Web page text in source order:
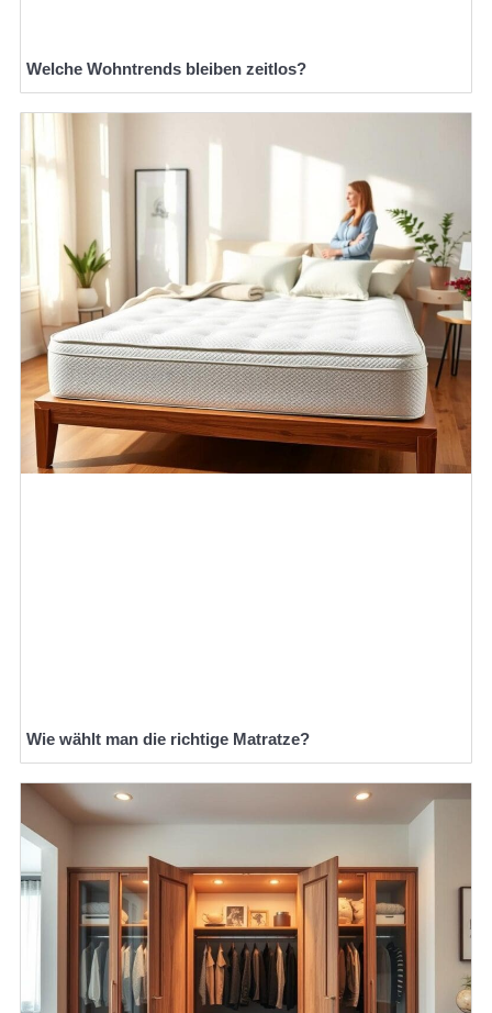
Welche Wohntrends bleiben zeitlos?
Wie wählt man die richtige Matratze?